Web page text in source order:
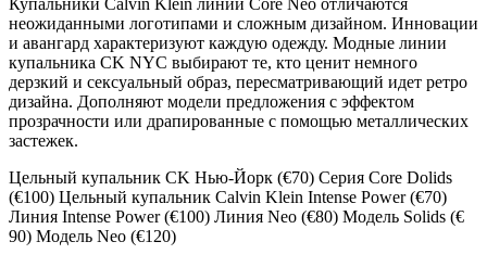
Купальники Calvin Klein линии Core Neo отличаются
неожиданными логотипами и сложным дизайном. Инновации
и авангард характеризуют каждую одежду. Модные линии
купальника CK NYC выбирают те, кто ценит немного
дерзкий и сексуальный образ, пересматривающий идет ретро
дизайна. Дополняют модели предложения с эффектом
прозрачности или драпированные с помощью металлических
застежек.
Цельный купальник CK Нью-Йорк (€70) Серия Core Dolids
(€100) Цельный купальник Calvin Klein Intense Power (€70)
Линия Intense Power (€100) Линия Neo (€80) Модель Solids (€
90) Модель Neo (€120)